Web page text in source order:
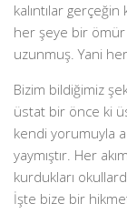
kalıntılar
her şeye bir ömür
uzunmuş. Yani
Bizim bildiğimiz
üstat bir önce ki
kendi yorumuyla
yaymıştır. Her
kurdukları
İşte bize bir